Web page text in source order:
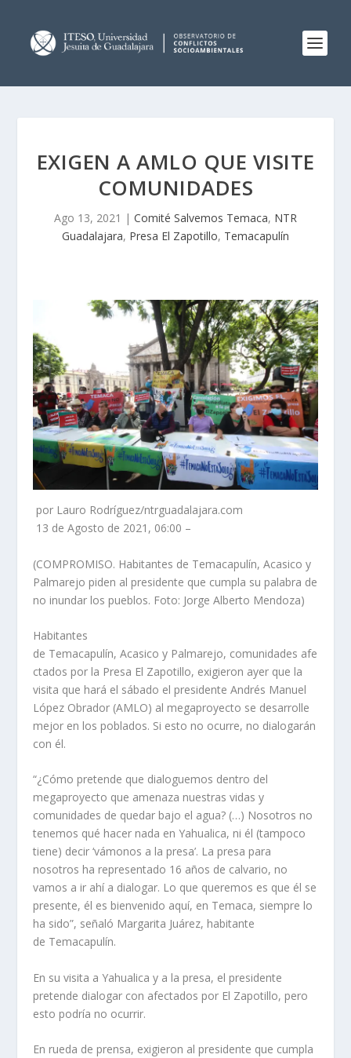
EXIGEN A AMLO QUE VISITE
COMUNIDADES
Ago 13, 2021 | Comité Salvemos Temaca, NTR
Guadalajara, Presa El Zapotillo, Temacapulín
por Lauro Rodríguez/ntrguadalajara.com
13 de Agosto de 2021, 06:00 –
(COMPROMISO. Habitantes de Temacapulín, Acasico y
Palmarejo piden al presidente que cumpla su palabra de
no inundar los pueblos. Foto: Jorge Alberto Mendoza)
Habitantes
de Temacapulín, Acasico y Palmarejo, comunidades afe
ctados por la Presa El Zapotillo, exigieron ayer que la
visita que hará el sábado el presidente Andrés Manuel
López Obrador (AMLO) al megaproyecto se desarrolle
mejor en los poblados. Si esto no ocurre, no dialogarán
con él.
“¿Cómo pretende que dialoguemos dentro del
megaproyecto que amenaza nuestras vidas y
comunidades de quedar bajo el agua? (…) Nosotros no
tenemos qué hacer nada en Yahualica, ni él (tampoco
tiene) decir ‘vámonos a la presa’. La presa para
nosotros ha representado 16 años de calvario, no
vamos a ir ahí a dialogar. Lo que queremos es que él se
presente, él es bienvenido aquí, en Temaca, siempre lo
ha sido”, señaló Margarita Juárez, habitante
de Temacapulín.
En su visita a Yahualica y a la presa, el presidente
pretende dialogar con afectados por El Zapotillo, pero
esto podría no ocurrir.
En rueda de prensa, exigieron al presidente que cumpla